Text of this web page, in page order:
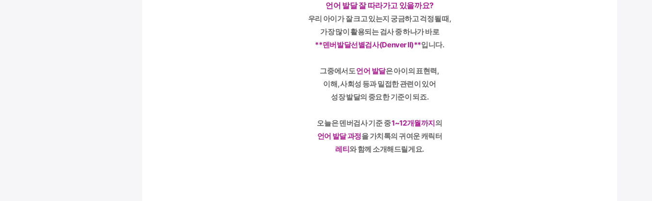
언어 발달 잘 따라가고 있을까요?
우리 아이가 잘 크고 있는지 궁금하고 걱정될 때,
가장 많이 활용되는 검사 중 하나가 바로
**덴버발달선별검사(Denver II)**입니다.
그중에서도언어 발달은 아이의 표현력,
이해, 사회성 등과 밀접한 관련이 있어
성장 발달의 중요한 기준이 되죠.
오늘은 덴버검사 기준 중1~12개월까지의
언어 발달 과정을 가치톡의 귀여운 캐릭터
레티와 함께 소개해드릴게요.